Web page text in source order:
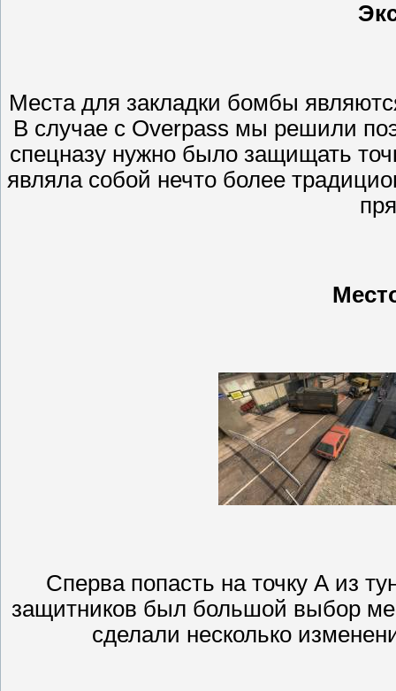
Места для закладки бомбы
В случае с Overpass мы решили
спецназу нужно было защищать
являла собой нечто более
Сперва попасть на точку А из
защитников был большой выбор
сделали несколько